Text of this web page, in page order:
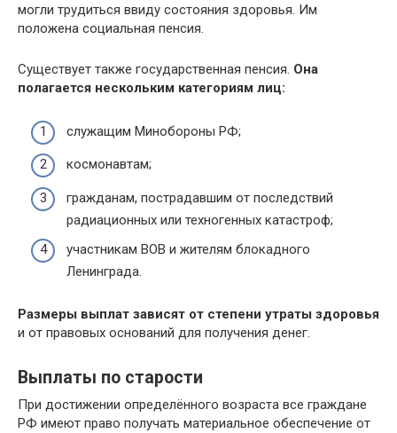
могли трудиться ввиду состояния здоровья. Им
положена социальная пенсия.
Существует также государственная пенсия. Она
полагается нескольким категориям лиц:
служащим Минобороны РФ;
космонавтам;
гражданам, пострадавшим от последствий
радиационных или техногенных катастроф;
участникам ВОВ и жителям блокадного
Ленинграда.
Размеры выплат зависят от степени утраты здоровья
и от правовых оснований для получения денег.
Выплаты по старости
При достижении определённого возраста все граждане
РФ имеют право получать материальное обеспечение от